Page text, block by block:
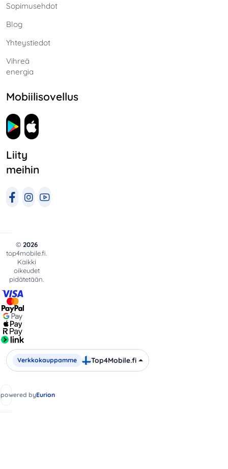
Sopimusehdot
Blog
Yhteystiedot
Vihreä
energia
Mobiilisovellus
Liity
meihin
© 2026
top4mobile.fi.
Kaikki
oikeudet
pidätetään.
Verkkokauppamme Top4Mobile.fi
powered byEurion